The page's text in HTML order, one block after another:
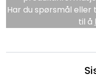
Har du spørsmål
til å